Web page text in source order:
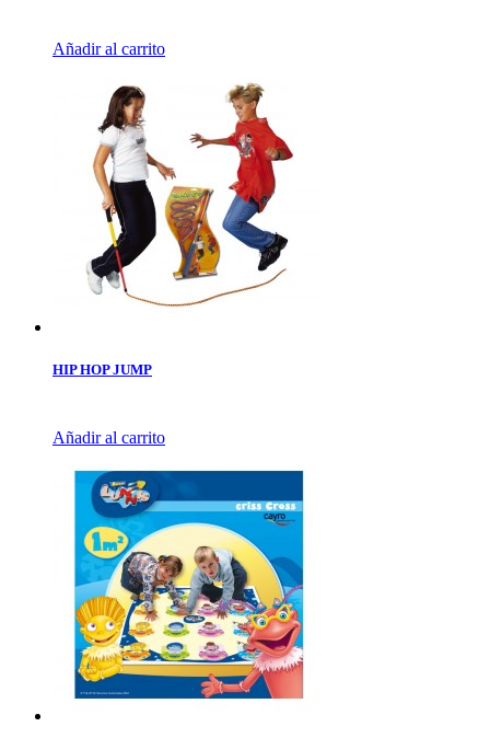
Añadir al carrito
HIP HOP JUMP
Añadir al carrito